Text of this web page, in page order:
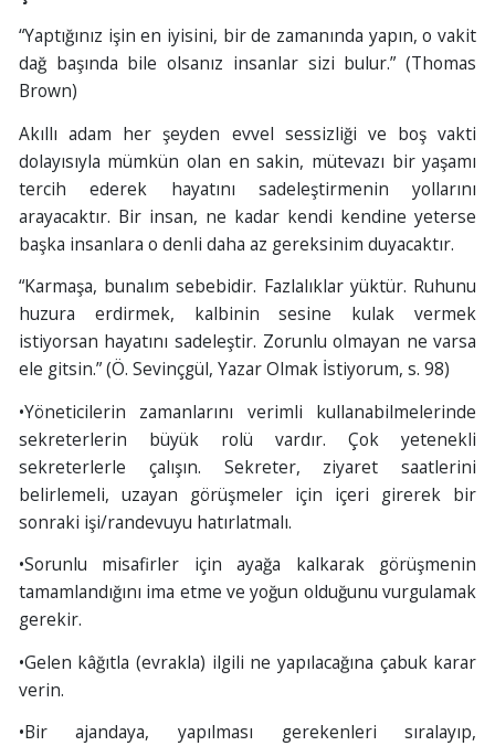
“Yaptığınız işin en iyisini, bir de zamanında yapın, o vakit
dağ başında bile olsanız insanlar sizi bulur.” (Thomas
Brown)
Akıllı adam her şeyden evvel sessizliği ve boş vakti
dolayısıyla mümkün olan en sakin, mütevazı bir yaşamı
tercih ederek hayatını sadeleştirmenin yollarını
arayacaktır. Bir insan, ne kadar kendi kendine yeterse
başka insanlara o denli daha az gereksinim duyacaktır.
“Karmaşa, bunalım sebebidir. Fazlalıklar yüktür. Ruhunu
huzura erdirmek, kalbinin sesine kulak vermek
istiyorsan hayatını sadeleştir. Zorunlu olmayan ne varsa
ele gitsin.” (Ö. Sevinçgül, Yazar Olmak İstiyorum, s. 98)
•Yöneticilerin zamanlarını verimli kullanabilmelerinde
sekreterlerin büyük rolü vardır. Çok yetenekli
sekreterlerle çalışın. Sekreter, ziyaret saatlerini
belirlemeli, uzayan görüşmeler için içeri girerek bir
sonraki işi/randevuyu hatırlatmalı.
•Sorunlu misafirler için ayağa kalkarak görüşmenin
tamamlandığını ima etme ve yoğun olduğunu vurgulamak
gerekir.
•Gelen kâğıtla (evrakla) ilgili ne yapılacağına çabuk karar
verin.
•Bir ajandaya, yapılması gerekenleri sıralayıp,